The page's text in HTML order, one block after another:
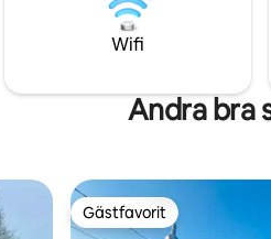
utgång till sjön. Våra gäster är gratis att
använda båten och
Wifi
Andra bra
Gästfavorit
Gästfavorit